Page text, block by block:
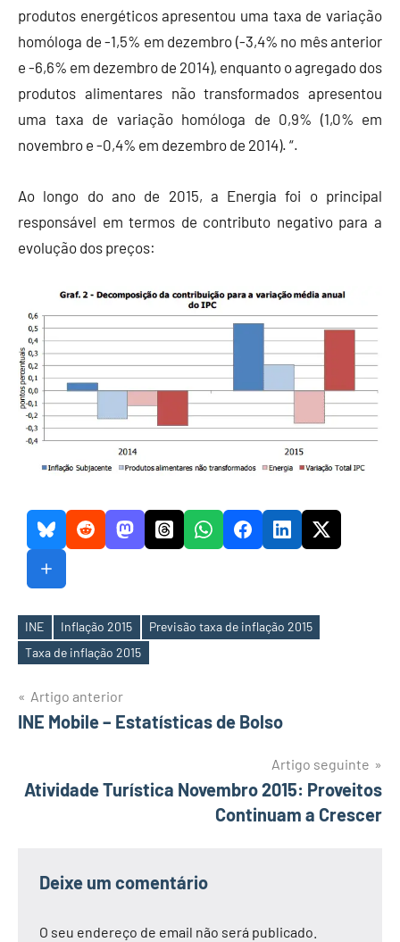
produtos energéticos apresentou uma taxa de variação
homóloga de -1,5% em dezembro (-3,4% no mês anterior
e -6,6% em dezembro de 2014), enquanto o agregado dos
produtos alimentares não transformados apresentou
uma taxa de variação homóloga de 0,9% (1,0% em
novembro e -0,4% em dezembro de 2014). “.
Ao longo do ano de 2015, a Energia foi o principal
responsável em termos de contributo negativo para a
evolução dos preços:
Etiquetas
INE Inflação 2015
Previsão taxa de inflação 2015
Taxa de inflação 2015
Navegação
de
Artigo anterior
INE Mobile – Estatísticas de Bolso
Artigo seguinte
Atividade Turística Novembro 2015: Proveitos
Continuam a Crescer
Deixe um comentário
O seu endereço de email não será publicado.